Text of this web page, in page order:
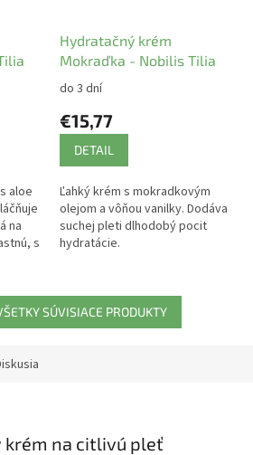
aloe
na
s
Hydratačný krém
Mokraďka - Nobilis Tilia
do 3 dní
€15,77
DETAIL
Ľahký krém s mokradkovým
olejom a vôňou vanilky. Dodáva
suchej pleti dlhodobý pocit
hydratácie.
SÚVISIACE PRODUKTY
krém na citlivú pleť